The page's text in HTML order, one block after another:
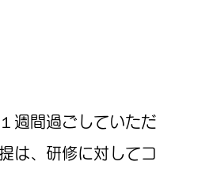
週間過ごしていただ
は、研修に対してコ